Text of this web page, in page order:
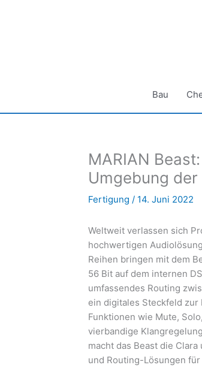
Bau
MARIAN
Umgebung
Fertigung / 14. Juni 2022
Weltweit verlassen sich
hochwertigen
Reihen bringen mit dem
56 Bit auf dem internen
umfassendes Routing
ein digitales Steckfeld
Funktionen wie Mute,
vierbandige
macht das Beast die
und Routing-Lösungen